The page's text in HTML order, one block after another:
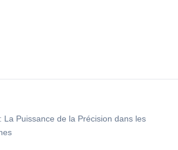
La Puissance de la Précision dans les